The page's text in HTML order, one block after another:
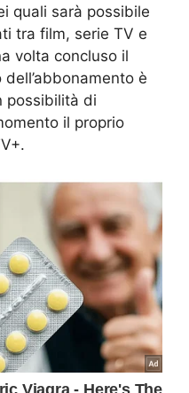
quali sarà possibile
tra film, serie TV e
volta concluso il
è
possibilità di
il proprio